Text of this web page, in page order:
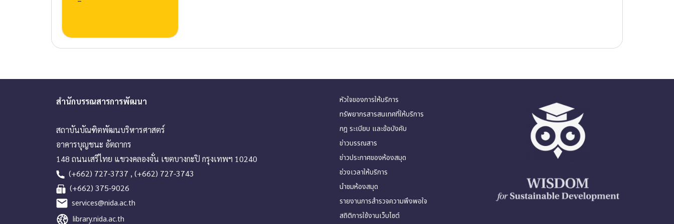
สำนักบรรณสารการพัฒนา
สถาบันบัณฑิตพัฒนบริหารศาสตร์
อาคารบุญชนะ อัตถากร
148 ถนนเสรีไทย แขวงคลองจั่น เขตบางกะปิ กรุงเทพฯ 10240
(+662) 727-3737 , (+662) 727-3743
(+662) 375-9026
services@nida.ac.th
library.nida.ac.th
หัวใจของการให้บริการ
ทรัพยากรสารสนเทศที่ให้บริการ
กฎ ระเบียบ และข้อบังคับ
ข่าวบรรณสาร
ข่าวประกาศของห้องสมุด
ช่วงเวลาให้บริการ
นำชมห้องสมุด
รายงานการสำรวจความพึงพอใจ
สถิติการใช้งานเว็บไซต์